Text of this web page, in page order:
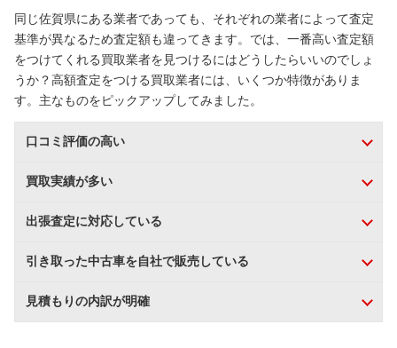
同じ佐賀県にある業者であっても、それぞれの業者によって査定
基準が異なるため査定額も違ってきます。では、一番高い査定額
をつけてくれる買取業者を見つけるにはどうしたらいいのでしょ
うか？高額査定をつける買取業者には、いくつか特徴がありま
す。主なものをピックアップしてみました。
口コミ評価の高い
買取実績が多い
出張査定に対応している
引き取った中古車を自社で販売している
見積もりの内訳が明確